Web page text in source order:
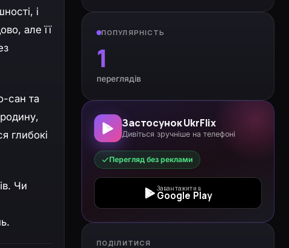
і
але її
сан та
глибокі
Чи
ПОПУЛЯРНІСТЬ
1
переглядів
Застосунок UkrFlix
Дивіться зручніше на телефоні
Перегляд без реклами
Завантажити в
Google Play
ПОДІЛИТИСЯ